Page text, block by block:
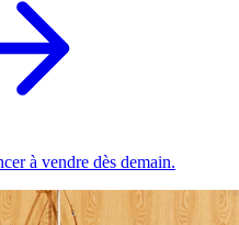
à vendre dès demain.